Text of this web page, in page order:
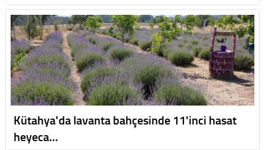
Kütahya'da lavanta bahçesinde 11'inci hasat
heyeca…